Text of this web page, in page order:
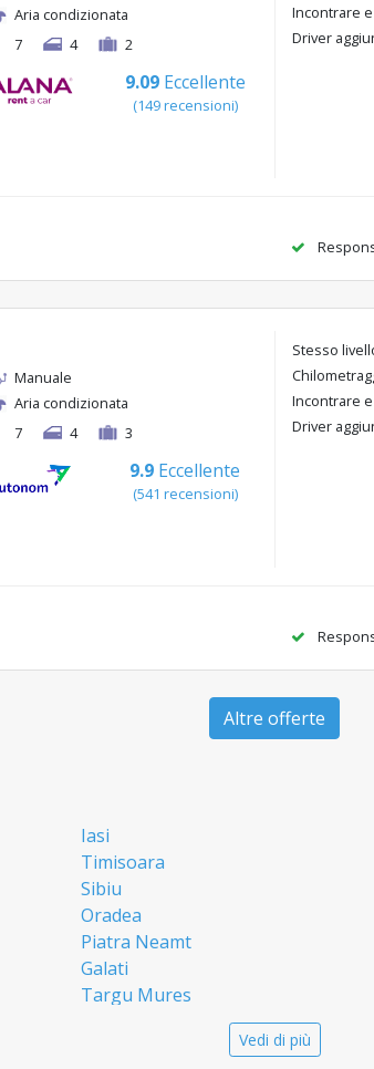
Aria condizionata
7
4 2
9.09 Eccellente
(149 recensioni)
Incontrare
Driver
Manuale
Aria condizionata
7
4 3
9.9 Eccellente
(541 recensioni)
Stesso
Incontrare
Driver
Altre offerte
Iasi
Timisoara
Sibiu
Oradea
Piatra Neamt
Galati
Targu Mures
Vedi di più